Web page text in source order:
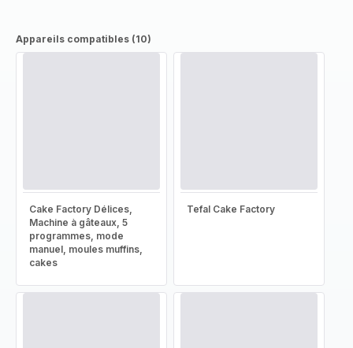
Appareils compatibles (10)
Cake Factory Délices,
Machine à gâteaux, 5
programmes, mode
manuel, moules muffins,
cakes
Tefal Cake Factory